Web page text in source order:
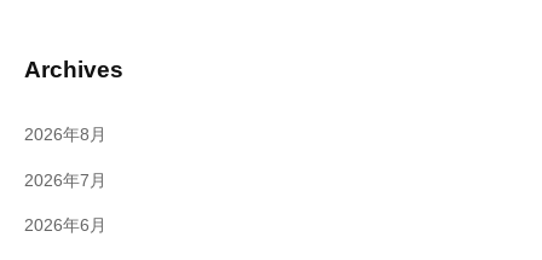
Archives
2026年8月
2026年7月
2026年6月